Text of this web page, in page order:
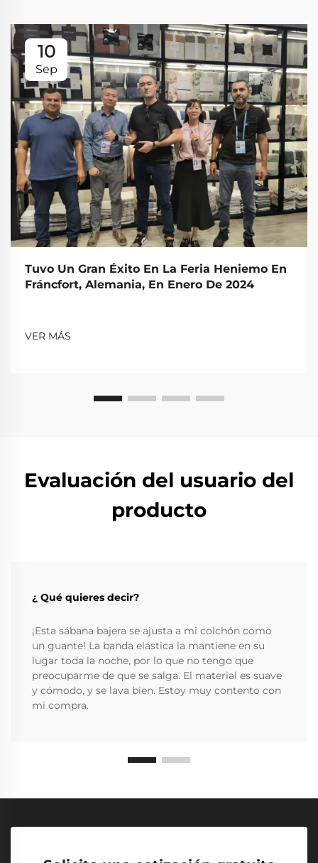
10
Sep
Tuvo Un Gran Éxito En La Feria Heniemo En
Fráncfort, Alemania, En Enero De 2024
VER MÁS
Evaluación del usuario del
producto
¿ Qué quieres decir?
¡Esta sábana bajera se ajusta a mi colchón como
un guante! La banda elástica la mantiene en su
lugar toda la noche, por lo que no tengo que
preocuparme de que se salga. El material es suave
y cómodo, y se lava bien. Estoy muy contento con
mi compra.